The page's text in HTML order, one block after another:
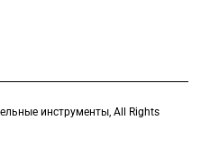
инструменты, All Rights